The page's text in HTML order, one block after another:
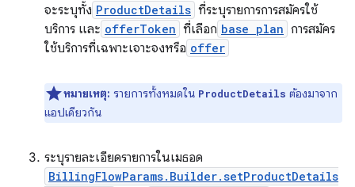
จะระบุทั้ง ProductDetails ที่ระบุรายการการสมัครใช้
บริการ และ offerToken ที่เลือก base plan การสมัคร
ใช้บริการที่เฉพาะเจาะจงหรือ offer
หมายเหตุ: รายการทั้งหมดใน ProductDetails ต้องมาจาก
แอปเดียวกัน
ระบุรายละเอียดรายการในเมธอด
BillingFlowParams.Builder.setProductDetails